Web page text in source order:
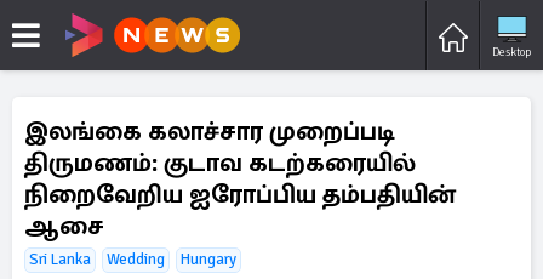
Desktop
இலங்கை கலாச்சார முறைப்படி
திருமணம்: குடாவ கடற்கரையில்
நிறைவேறிய ஐரோப்பிய தம்பதியின்
ஆசை
Sri Lanka Wedding
Hungary